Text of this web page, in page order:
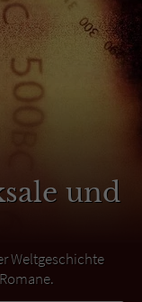
und
Weltgeschichte